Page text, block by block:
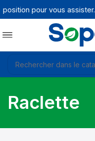
pour vous assister.
Raclette